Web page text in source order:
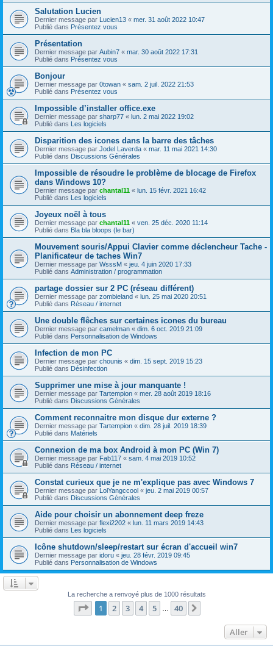
Salutation Lucien
Dernier message par Lucien13 « mer. 31 août 2022 10:47
Publié dans Présentez vous
Présentation
Dernier message par Aubin7 « mar. 30 août 2022 17:31
Publié dans Présentez vous
Bonjour
Dernier message par 0towan « sam. 2 juil. 2022 21:53
Publié dans Présentez vous
Impossible d’installer office.exe
Dernier message par sharp77 « lun. 2 mai 2022 19:02
Publié dans Les logiciels
Disparition des icones dans la barre des tâches
Dernier message par Jodel Laverda « mar. 11 mai 2021 14:30
Publié dans Discussions Générales
Impossible de résoudre le problème de blocage de Firefox
dans Windows 10?
Dernier message par chantal11 « lun. 15 févr. 2021 16:42
Publié dans Les logiciels
Joyeux noël à tous
Dernier message par chantal11 « ven. 25 déc. 2020 11:14
Publié dans Bla bla bloops (le bar)
Mouvement souris/Appui Clavier comme déclencheur Tache -
Planificateur de taches Win7
Dernier message par WsssM « jeu. 4 juin 2020 17:33
Publié dans Administration / programmation
partage dossier sur 2 PC (réseau différent)
Dernier message par zombieland « lun. 25 mai 2020 20:51
Publié dans Réseau / internet
Une double flêches sur certaines icones du bureau
Dernier message par camelman « dim. 6 oct. 2019 21:09
Publié dans Personnalisation de Windows
Infection de mon PC
Dernier message par chounis « dim. 15 sept. 2019 15:23
Publié dans Désinfection
Supprimer une mise à jour manquante !
Dernier message par Tartempion « mer. 28 août 2019 18:16
Publié dans Discussions Générales
Comment reconnaitre mon disque dur externe ?
Dernier message par Tartempion « dim. 28 juil. 2019 18:39
Publié dans Matériels
Connexion de ma box Android à mon PC (Win 7)
Dernier message par Fab117 « sam. 4 mai 2019 10:52
Publié dans Réseau / internet
Constat curieux que je ne m'explique pas avec Windows 7
Dernier message par LolYangccool « jeu. 2 mai 2019 00:57
Publié dans Discussions Générales
Aide pour choisir un abonnement deep freze
Dernier message par flexi2202 « lun. 11 mars 2019 14:43
Publié dans Les logiciels
Icône shutdown/sleep/restart sur écran d'accueil win7
Dernier message par idoru « jeu. 28 févr. 2019 09:45
Publié dans Personnalisation de Windows
La recherche a renvoyé plus de 1000 résultats
Page 1sur40
1 2 3 4 5 40
Aller